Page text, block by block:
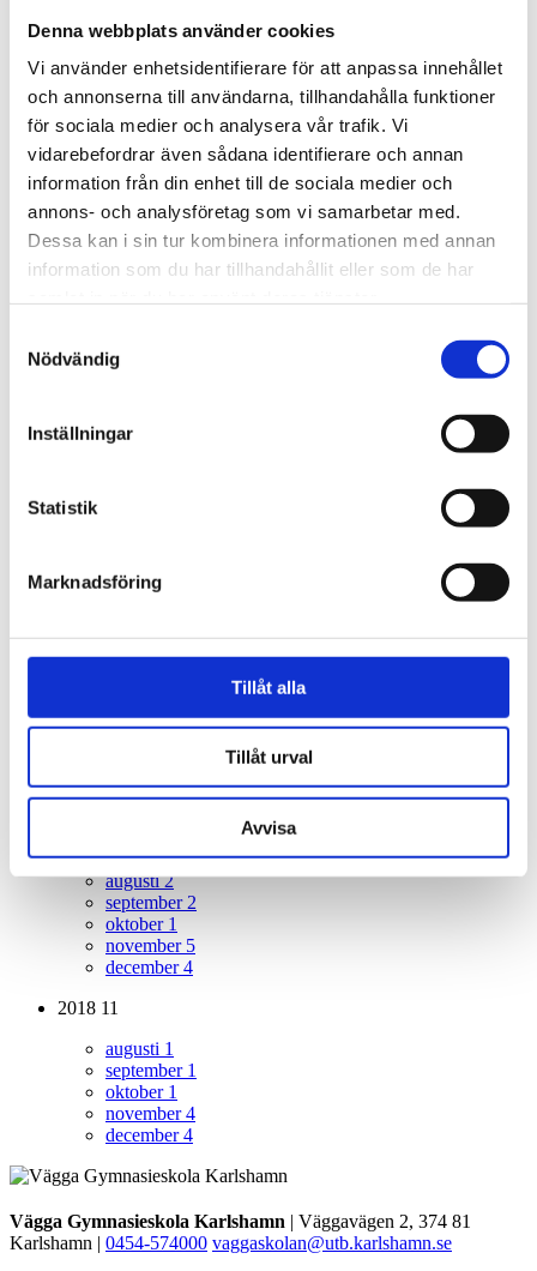
Denna webbplats använder cookies
Vi använder enhetsidentifierare för att anpassa innehållet
och annonserna till användarna, tillhandahålla funktioner
för sociala medier och analysera vår trafik. Vi
vidarebefordrar även sådana identifierare och annan
information från din enhet till de sociala medier och
annons- och analysföretag som vi samarbetar med.
Dessa kan i sin tur kombinera informationen med annan
information som du har tillhandahållit eller som de har
Nödvändig
Inställningar
Statistik
Marknadsföring
Tillåt alla
Tillåt urval
Avvisa
augusti1
oktober2
november 2
december 1
202129
februari3
mars5
april6
juni4
oktober
november
202024
augusti
januari2
april2
juli1
augusti2
september 2
oktober 1
november 5
december4
2018 11
augusti 1
september 1
oktober 1
november4
december4
Vägga Gymnasieskola Karlshamn | Väggavägen 2, 374 81
Karlshamn | 0454-574000 vaggaskolan@utb.karlshamn.se